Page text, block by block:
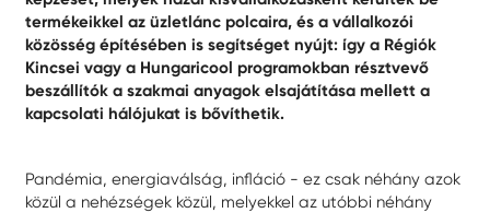
termékeikkel az üzletlánc polcaira, és a vállalkozói
közösség építésében is segítséget nyújt: így a Régiók
Kincsei vagy a Hungaricool programokban résztvevő
beszállítók a szakmai anyagok elsajátítása mellett a
kapcsolati hálójukat is bővíthetik.
Pandémia, energiaválság, infláció - ez csak néhány azok
közül a nehézségek közül, melyekkel az utóbbi néhány